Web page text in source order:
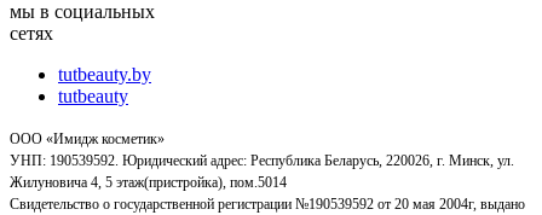
мы в социальных
сетях
tutbeauty.by
tutbeauty
ООО «Имидж косметик»
УНП: 190539592. Юридический адрес: Республика Беларусь, 220026, г. Минск, ул.
Жилуновича 4, 5 этаж(пристройка), пом.5014
Свидетельство о государственной регистрации №190539592 от 20 мая 2004г, выдано